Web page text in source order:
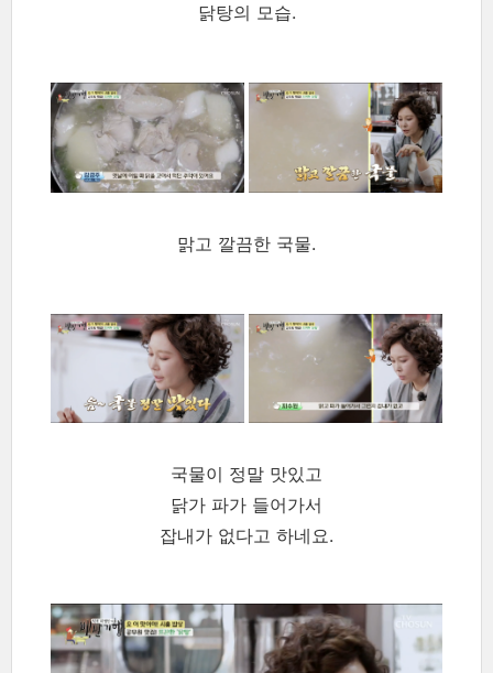
닭탕의 모습.
맑고 깔끔한 국물.
국물이 정말 맛있고
닭가 파가 들어가서
잡내가 없다고 하네요.